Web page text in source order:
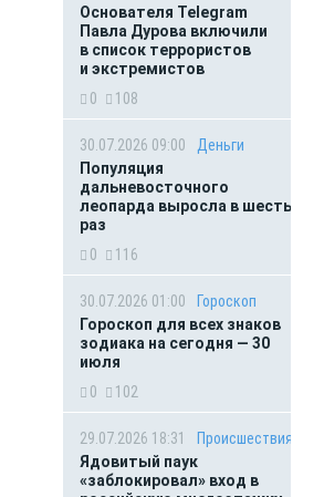
Основателя Telegram
Павла Дурова включили
в список террористов
и экстремистов
0
108
30.07.2026 09:00
Деньги
Популяция
дальневосточного
леопарда выросла в шесть
раз
0
116
30.07.2026 01:00
Гороскоп
Гороскоп для всех знаков
зодиака на сегодня — 30
июля
0
102
29.07.2026 18:31
Происшествия
Ядовитый паук
«заблокировал» вход в